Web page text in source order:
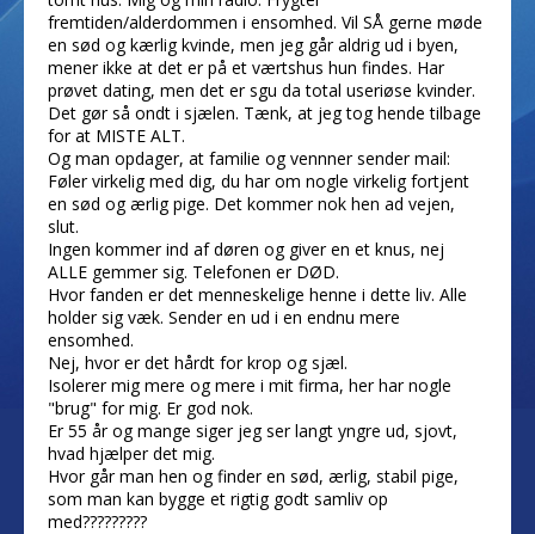
fremtiden/alderdommen i ensomhed. Vil SÅ gerne møde
en sød og kærlig kvinde, men jeg går aldrig ud i byen,
mener ikke at det er på et værtshus hun findes. Har
prøvet dating, men det er sgu da total useriøse kvinder.
Det gør så ondt i sjælen. Tænk, at jeg tog hende tilbage
for at MISTE ALT.
Og man opdager, at familie og vennner sender mail:
Føler virkelig med dig, du har om nogle virkelig fortjent
en sød og ærlig pige. Det kommer nok hen ad vejen,
slut.
Ingen kommer ind af døren og giver en et knus, nej
ALLE gemmer sig. Telefonen er DØD.
Hvor fanden er det menneskelige henne i dette liv. Alle
holder sig væk. Sender en ud i en endnu mere
ensomhed.
Nej, hvor er det hårdt for krop og sjæl.
Isolerer mig mere og mere i mit firma, her har nogle
"brug" for mig. Er god nok.
Er 55 år og mange siger jeg ser langt yngre ud, sjovt,
hvad hjælper det mig.
Hvor går man hen og finder en sød, ærlig, stabil pige,
som man kan bygge et rigtig godt samliv op
med?????????